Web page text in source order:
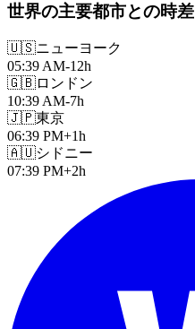
世界の主要都市との時差
🇺🇸ニューヨーク
05:39 AM-12h
🇬🇧ロンドン
10:39 AM-7h
🇯🇵東京
06:39 PM+1h
🇦🇺シドニー
07:39 PM+2h